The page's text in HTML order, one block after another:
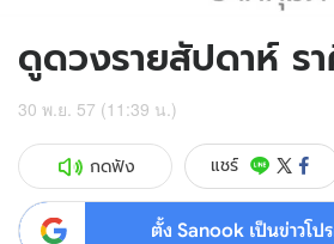
ดูดวงรายสัปดาห์ ร
30 พ.ย. 57 (11:39 น.)
กดฟัง แชร์
ตั้ง Sanook เป็นข่าวโ